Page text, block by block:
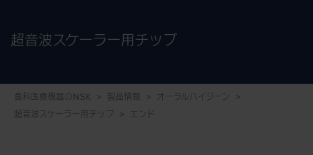
超音波スケーラー用チップ
歯科医療機器のNSK 製品情報 オーラルハイジーン
超音波スケーラー用チップ エンド